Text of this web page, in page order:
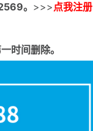
。 >>>点我注册
时间删除。